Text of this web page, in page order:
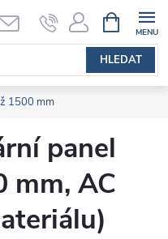
HLEDAT
NÁKUPNÍ
KOŠÍK
1500 mm
panel
mm, AC